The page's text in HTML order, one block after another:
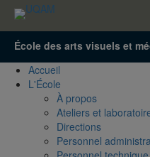
Accéder
la
recherche
Accéder
menu
pricipal
Accéder
la
zone
centrale
École des arts visuels et
Accueil
L'École
À propos
Ateliers et
Directions
Personnel